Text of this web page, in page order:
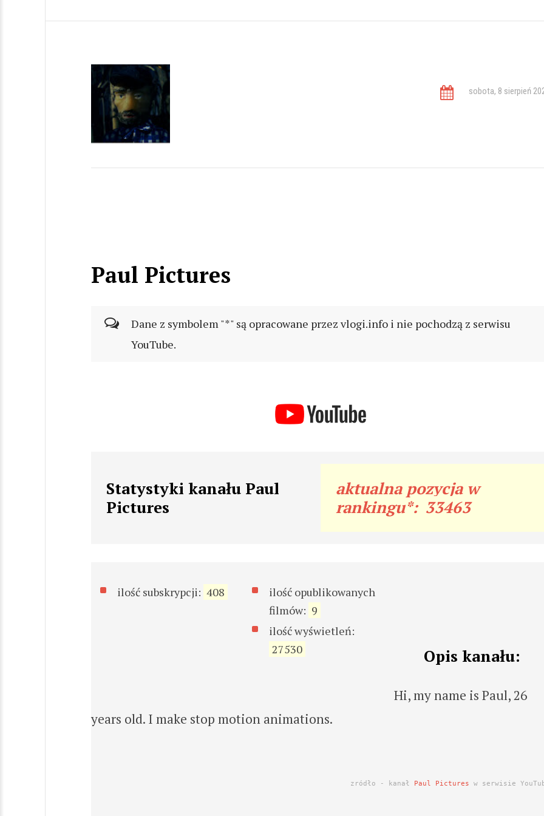
sobota, 8 sierpień
Paul Pictures
Dane z symbolem "*" są opracowane przez vlogi.info i nie pochodzą z serwisu
YouTube.
Statystyki kanału Paul
Pictures
aktualna pozycja w
rankingu*: 33463
ilość subskrypcji: 408
ilość opublikowanych
filmów: 9
ilość wyświetleń:
27530
Opis kanału:
Hi, my name is Paul, 26
years old. I make stop motion animations.
zródło - kanał Paul Pictures w serwisie